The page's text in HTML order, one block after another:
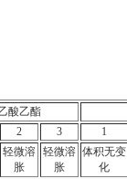
酸乙酯
2 3 1
轻微溶
胀
轻微溶
胀
体积无变
化